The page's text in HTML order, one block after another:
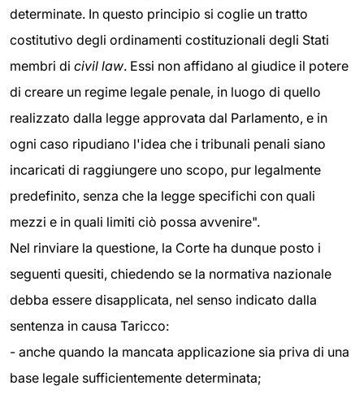
determinate. In questo principio si coglie un tratto
costitutivo degli ordinamenti costituzionali degli Stati
membri di civil law. Essi non affidano al giudice il potere
di creare un regime legale penale, in luogo di quello
realizzato dalla legge approvata dal Parlamento, e in
ogni caso ripudiano l'idea che i tribunali penali siano
incaricati di raggiungere uno scopo, pur legalmente
predefinito, senza che la legge specifichi con quali
mezzi e in quali limiti ciò possa avvenire".
Nel rinviare la questione, la Corte ha dunque posto i
seguenti quesiti, chiedendo se la normativa nazionale
debba essere disapplicata, nel senso indicato dalla
sentenza in causa Taricco:
- anche quando la mancata applicazione sia priva di una
base legale sufficientemente determinata;